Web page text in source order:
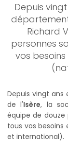
Depuis
Richard
personnes
vos
Depuis vingt ans
de l'Isère, la
équipe de douze
tous vos besoins
et international).